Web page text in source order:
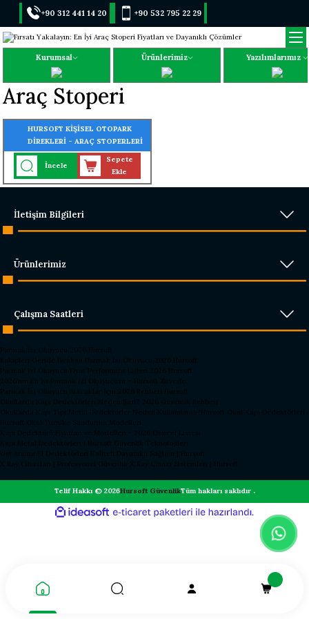
+90 312 441 14 20 +90 532 795 22 29
Kurumsal Ürünlerimiz Yazılımlarımız
Araç Stoperi
HURSOFT KİŞİSEL OTOPARK
DİREKLERİ - ARAÇ STOPERLERİ
İncele
Sepete
Ekle
İletişim Bilgileri
Ürünlerimiz
Çalışma Saatleri
Parmak İzi Okuyucu 2026 Hursoft
Rakipleri Geride Bırakan Parmak İzi Okuyucu 2026 Hursoft
Parmak İzi Okuyucu Fiyat Performans Lideri 2026 Hursoft
2026’nın En İyi Parmak İzi Okuyucusu – Hursoft Zirvede
Parmak İzi Okuyucu Alacaklar İçin 2026 Rehberi Hursoft
Okullarda Kapı Dedektörleri Neden Şart? 2026 Güvenlik Rehberi
Okullarda Kapı Tipi Metal Dedektörler Neden Kullanılmalı?Hursoft Okul Kapı Dedektörleri
Hursoft Okul Turnike Sundurma Modelleri
Kapı Dedektörü Fiyatları ve Modelleri - 2026 Güncel Listesi
Kapı Metal Dedektörleri | Hursoft Güvenlik Teknolojileri
Üst Arama El Dedektörleri Kaliteli Dayanıklı Sağlam | Hursoft
X Ray Cihazları | Profesyonel Güvenlik X Ray Cihazı Sistemleri | Hursoft
Telif Hakkı © 2026Hursoft GüvenlikTüm hakları saklıdır .
ideasoft
e-
hazırlandı.